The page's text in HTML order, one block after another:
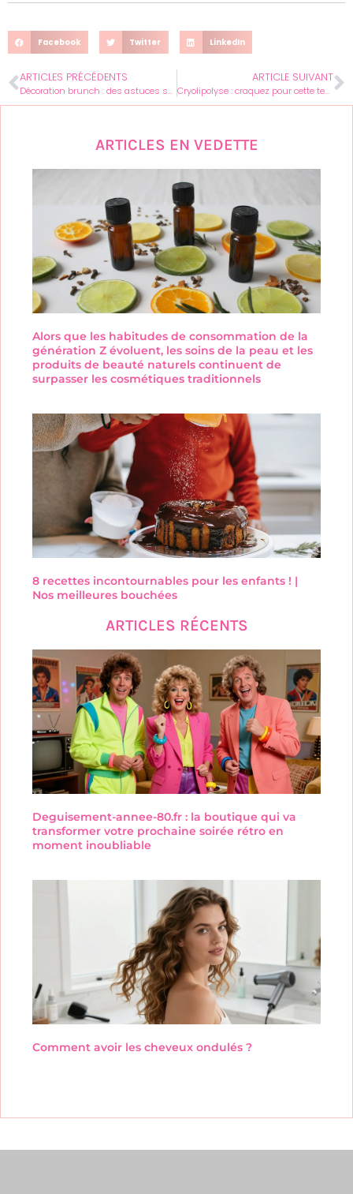
Facebook Twitter LinkedIn
ARTICLES PRÉCÉDENTS
Décoration brunch : des astuces surprenantes pour un style élégant et féminin
ARTICLE SUIVANT
Cryolipolyse : craquez pour cette technique d’amincissement par le froid
ARTICLES EN VEDETTE
Alors que les habitudes de consommation de la
génération Z évoluent, les soins de la peau et les
produits de beauté naturels continuent de
surpasser les cosmétiques traditionnels
8 recettes incontournables pour les enfants ! |
Nos meilleures bouchées
ARTICLES RÉCENTS
Deguisement-annee-80.fr : la boutique qui va
transformer votre prochaine soirée rétro en
moment inoubliable
Comment avoir les cheveux ondulés ?